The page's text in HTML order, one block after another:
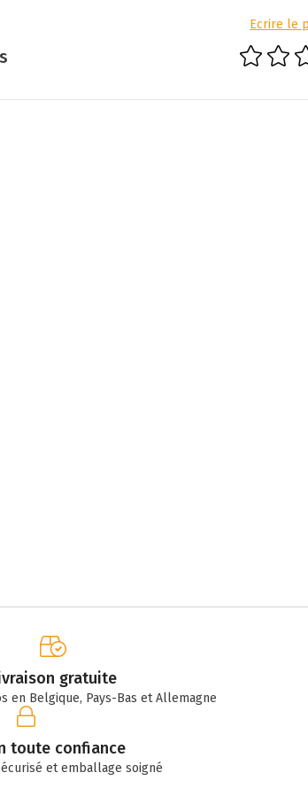
Ecrire le
gratuite
en Belgique, Pays-Bas et Allemagne
toute confiance
et emballage soigné